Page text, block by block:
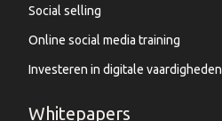
Social selling
Online social media training
Investeren in digitale vaardigheden
Whitepapers